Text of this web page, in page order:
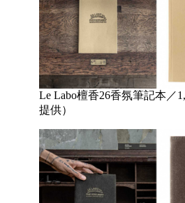
Le Labo檀香26香氛筆記本／
提供）